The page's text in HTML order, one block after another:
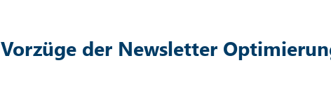
Vorzüge der Newsletter